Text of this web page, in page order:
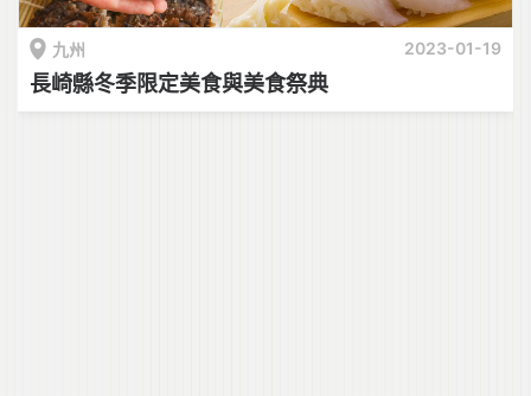
九州 2023-01-19
長崎縣冬季限定美食與美食祭典